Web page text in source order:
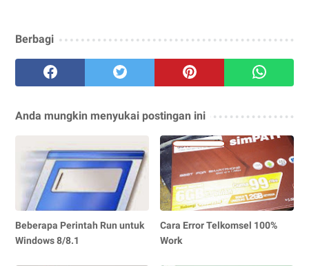
Berbagi
Anda mungkin menyukai postingan ini
Beberapa Perintah Run untuk
Windows 8/8.1
Cara Error Telkomsel 100%
Work